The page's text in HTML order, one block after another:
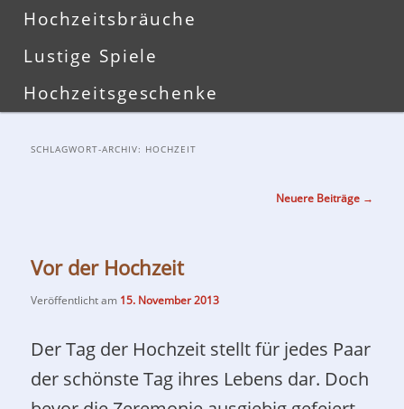
Hochzeitsbräuche
Lustige Spiele
Hochzeitsgeschenke
SCHLAGWORT-ARCHIV: HOCHZEIT
Neuere Beiträge →
Vor der Hochzeit
Veröffentlicht am 15. November 2013
Der Tag der Hochzeit stellt für jedes Paar
der schönste Tag ihres Lebens dar. Doch